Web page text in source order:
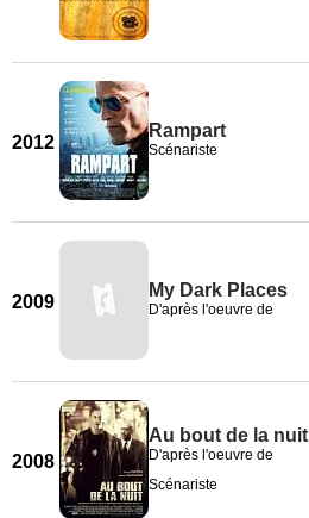
2012
Rampart
Scénariste
2009
My Dark Places
D'après l'oeuvre de
2008
Au bout de la nuit
D'après l'oeuvre de
Scénariste